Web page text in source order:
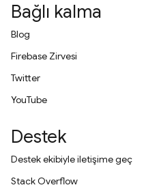
Bağlı kalma
Blog
Firebase Zirvesi
Twitter
YouTube
Destek
Destek ekibiyle iletişime geç
Stack Overflow